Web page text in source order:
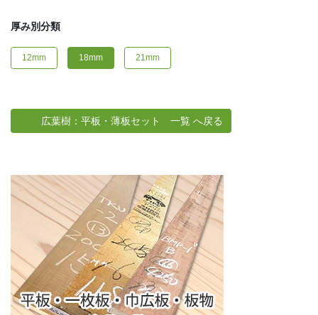
厚み別分類
12mm 18mm 21mm
広葉樹：平板・薄板セット 一覧 へ戻る